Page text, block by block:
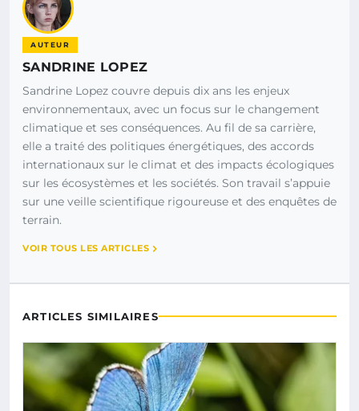
AUTEUR
SANDRINE LOPEZ
Sandrine Lopez couvre depuis dix ans les enjeux
environnementaux, avec un focus sur le changement
climatique et ses conséquences. Au fil de sa carrière,
elle a traité des politiques énergétiques, des accords
internationaux sur le climat et des impacts écologiques
sur les écosystèmes et les sociétés. Son travail s’appuie
sur une veille scientifique rigoureuse et des enquêtes de
terrain.
VOIR TOUS LES ARTICLES
ARTICLES SIMILAIRES